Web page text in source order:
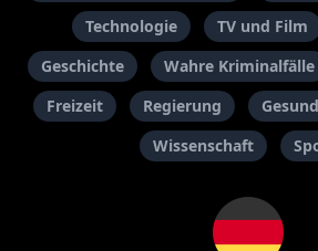
Technologie
TV und Film
Geschichte
Wahre Kriminalfälle
Freizeit
Regierung
Wissenschaft